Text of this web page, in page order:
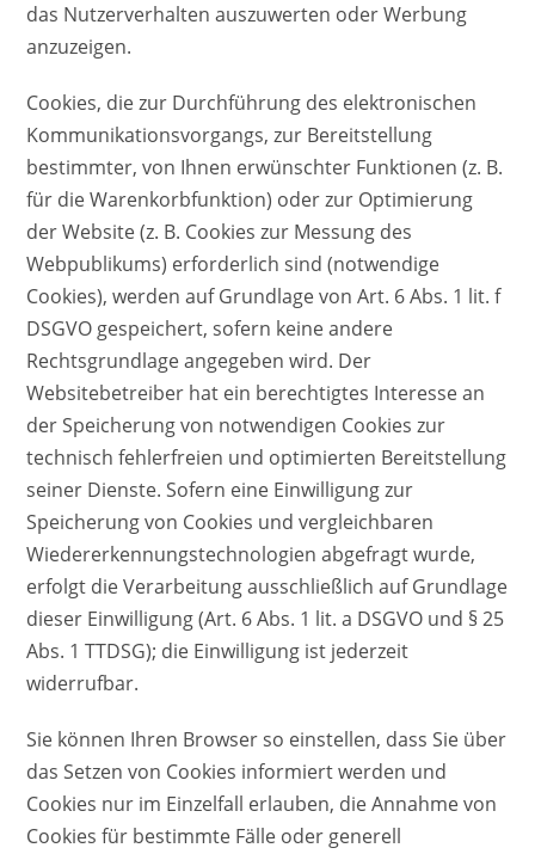
das Nutzerverhalten auszuwerten oder Werbung
anzuzeigen.
Cookies, die zur Durchführung des elektronischen
Kommunikationsvorgangs, zur Bereitstellung
bestimmter, von Ihnen erwünschter Funktionen (z. B.
für die Warenkorbfunktion) oder zur Optimierung
der Website (z. B. Cookies zur Messung des
Webpublikums) erforderlich sind (notwendige
Cookies), werden auf Grundlage von Art. 6 Abs. 1 lit. f
DSGVO gespeichert, sofern keine andere
Rechtsgrundlage angegeben wird. Der
Websitebetreiber hat ein berechtigtes Interesse an
der Speicherung von notwendigen Cookies zur
technisch fehlerfreien und optimierten Bereitstellung
seiner Dienste. Sofern eine Einwilligung zur
Speicherung von Cookies und vergleichbaren
Wiedererkennungstechnologien abgefragt wurde,
erfolgt die Verarbeitung ausschließlich auf Grundlage
dieser Einwilligung (Art. 6 Abs. 1 lit. a DSGVO und § 25
Abs. 1 TTDSG); die Einwilligung ist jederzeit
widerrufbar.
Sie können Ihren Browser so einstellen, dass Sie über
das Setzen von Cookies informiert werden und
Cookies nur im Einzelfall erlauben, die Annahme von
Cookies für bestimmte Fälle oder generell